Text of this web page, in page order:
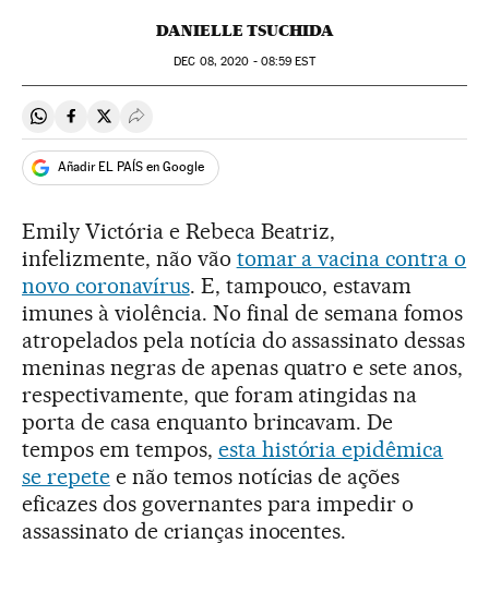
DANIELLE TSUCHIDA
DEC 08, 2020 - 08:59 EST
Compartir en Whatsapp
Compartir en Facebook
Compartir en Twitter
Desplegar Redes Sociales
Añadir EL PAÍS en Google
Emily Victória e Rebeca Beatriz,
infelizmente, não vão tomar a vacina contra o
novo coronavírus. E, tampouco, estavam
imunes à violência. No final de semana fomos
atropelados pela notícia do assassinato dessas
meninas negras de apenas quatro e sete anos,
respectivamente, que foram atingidas na
porta de casa enquanto brincavam. De
tempos em tempos, esta história epidêmica
se repetee não temos notícias de ações
eficazes dos governantes para impedir o
assassinato de crianças inocentes.